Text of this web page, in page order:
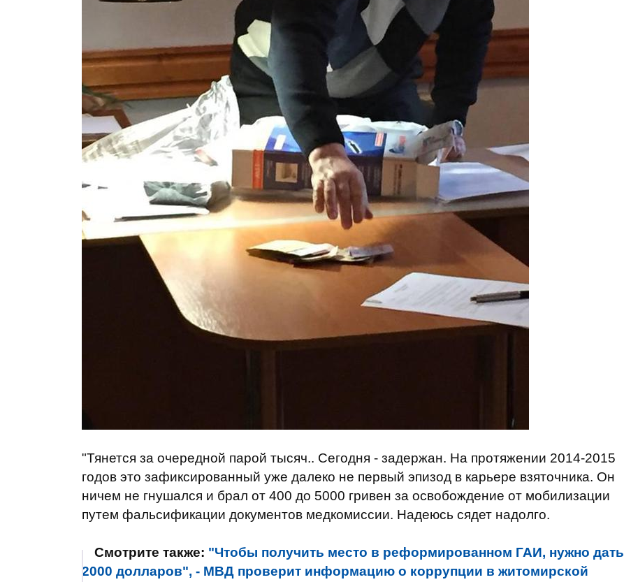
"Тянется за очередной парой тысяч.. Сегодня - задержан. На протяжении 2014-2015
годов это зафиксированный уже далеко не первый эпизод в карьере взяточника. Он
ничем не гнушался и брал от 400 до 5000 гривен за освобождение от мобилизации
путем фальсификации документов медкомиссии. Надеюсь сядет надолго.
Смотрите также: "Чтобы получить место в реформированном ГАИ, нужно дать
2000 долларов", - МВД проверит информацию о коррупции в житомирской